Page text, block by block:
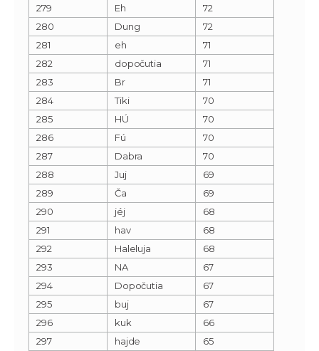
279
Eh
72
280
Dung
72
281
eh
71
282
dopočutia
71
283
Br
71
284
Tiki
70
285
HÚ
70
286
Fú
70
287
Dabra
70
288
Juj
69
289
Ča
69
290
jéj
68
291
hav
68
292
Haleluja
68
293
NA
67
294
Dopočutia
67
295
buj
67
296
kuk
66
297
hajde 65